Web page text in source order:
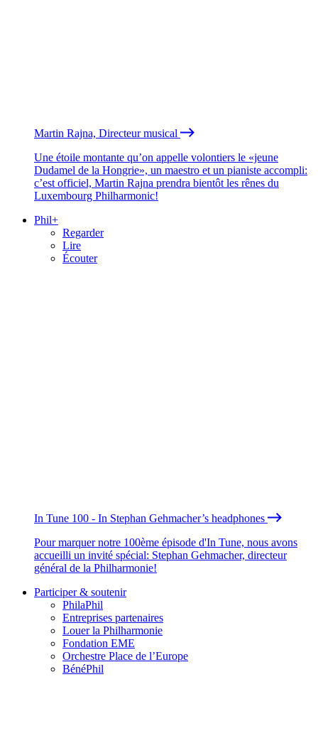
Martin Rajna, Directeur musical
Une étoile montante qu’on appelle volontiers le «jeune
Dudamel de la Hongrie», un maestro et un pianiste accompli:
c’est officiel, Martin Rajna prendra bientôt les rênes du
Luxembourg Philharmonic!
Phil+
Regarder
Lire
Écouter
In Tune 100 - In Stephan Gehmacher’s headphones
Pour marquer notre 100ème épisode d'In Tune, nous avons
accueilli un invité spécial: Stephan Gehmacher, directeur
général de la Philharmonie!
Participer & soutenir
PhilaPhil
Entreprises partenaires
Louer la Philharmonie
Fondation EME
Orchestre Place de l’Europe
BénéPhil